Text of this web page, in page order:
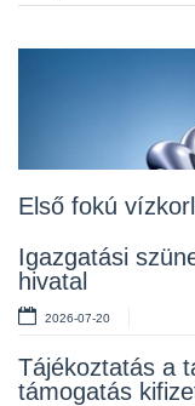
Első fokú
Igazgatási
hivatal
2026-07-20
Tájékoztatás a
támogatás
Álláspályázat –
Lakossági
2026-07-10
Rendelet
2026-07-10
Álláspályázat –
2026-07-06